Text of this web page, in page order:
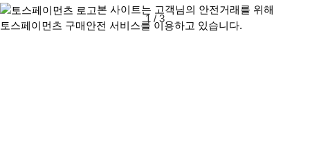
1 / 3
본 사이트는 고객님의 안전거래를 위해
토스페이먼츠 구매안전 서비스를 이용하고 있습니다.